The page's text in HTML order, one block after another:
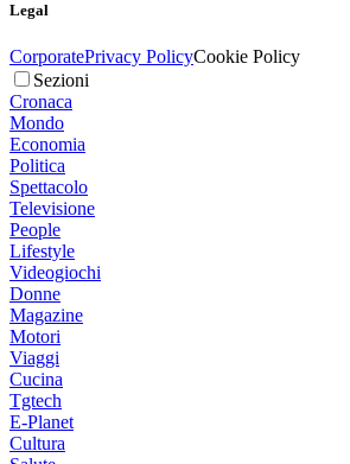
Legal
CorporatePrivacy PolicyCookie Policy
Sezioni
Cronaca
Mondo
Economia
Politica
Spettacolo
Televisione
People
Lifestyle
Videogiochi
Donne
Magazine
Motori
Viaggi
Cucina
Tgtech
E-Planet
Cultura